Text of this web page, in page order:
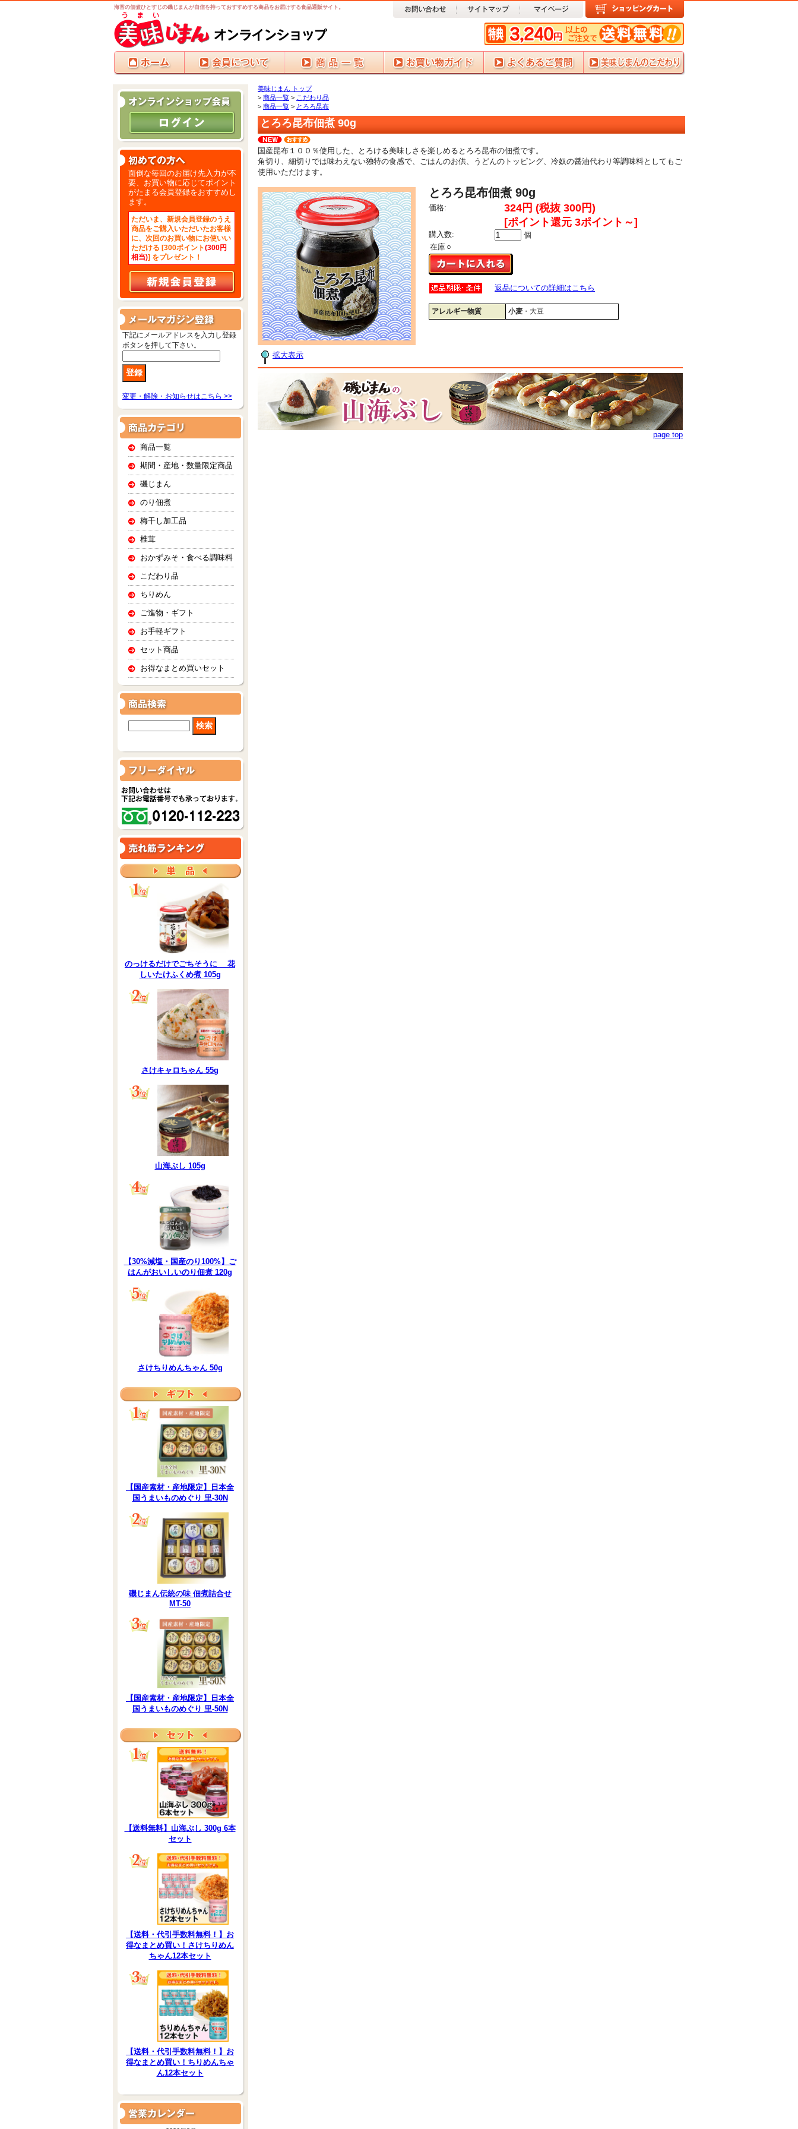
海苔の佃煮ひとすじの磯じまんが自信を持っておすすめする商品をお届けする食品通販サイト。
面倒な毎回のお届け先入力が不
要、お買い物に応じてポイント
がたまる会員登録をおすすめし
ます。
ただいま、新規会員登録のうえ
商品をご購入いただいたお客様
に、次回のお買い物にお使いい
ただける [300ポイント(300円
相当)] をプレゼント！
下記にメールアドレスを入力し登録
ボタンを押して下さい。
変更・解除・お知らせはこちら >>
商品一覧
期間・産地・数量限定商品
磯じまん
のり佃煮
梅干し加工品
椎茸
おかずみそ・食べる調味料
こだわり品
ちりめん
ご進物・ギフト
お手軽ギフト
セット商品
お得なまとめ買いセット
のっけるだけでごちそうに 花
しいたけふくめ煮 105g
さけキャロちゃん 55g
山海ぶし 105g
【30%減塩・国産のり100%】ご
はんがおいしいのり佃煮 120g
さけちりめんちゃん 50g
【国産素材・産地限定】日本全
国うまいものめぐり 里-30N
磯じまん伝統の味 佃煮詰合せ
MT-50
【国産素材・産地限定】日本全
国うまいものめぐり 里-50N
【送料無料】山海ぶし 300g 6本
セット
【送料・代引手数料無料！】お
得なまとめ買い！さけちりめん
ちゃん12本セット
【送料・代引手数料無料！】お
得なまとめ買い！ちりめんちゃ
ん12本セット
美味じまん トップ
> 商品一覧 > こだわり品
> 商品一覧 > とろろ昆布
とろろ昆布佃煮 90g
国産昆布１００％使用した、とろける美味しさを楽しめるとろろ昆布の佃煮です。
角切り、細切りでは味わえない独特の食感で、ごはんのお供、うどんのトッピング、冷奴の醤油代わり等調味料としてもご
使用いただけます。
拡大表示
とろろ昆布佃煮 90g
価格:
324円 (税抜 300円)
[ポイント還元 3ポイント～]
購入数:
個
在庫 ○
返品についての詳細はこちら
アレルギー物質 小麦 ・大豆
page top